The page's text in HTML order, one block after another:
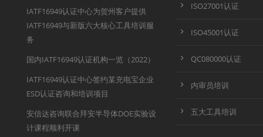
IATF16949认证中心为贺州客户提供
IATF16949与新版六大核心工具培训服
务
国内IATF16949认证机构一览（2022）
IATF16949认证中心签约某充电宝企业
ESD认证咨询和培训项目
安信达咨询联合拜安半导体DOE实验设
计课程顺利开课
ISO27001认证
ISO45001认证
QC080000认证
内审员培训
五大工具培训